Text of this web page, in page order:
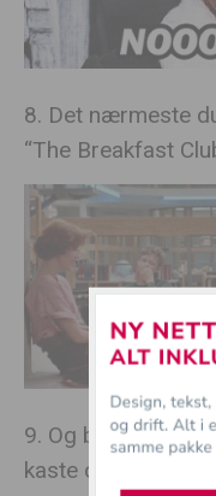
8. Det nærmeste
“The Breakfast
9. Og bare det er
kaste opp hele tiden: